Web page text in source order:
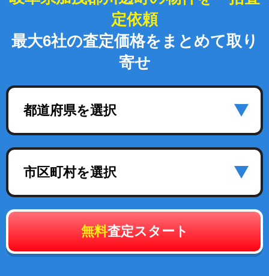
定依頼
最大6社の査定価格をまとめて取り
寄せ
都道府県を選択
市区町村を選択
無料査定スタート